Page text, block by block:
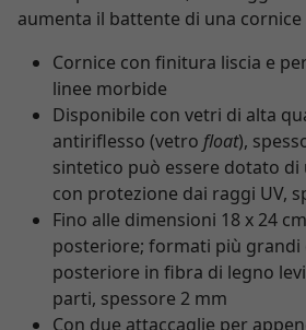
aumenta il battente di una
Cornice con finitura liscia e
linee morbide
Disponibile con vetri di alta
antiriflesso (vetro float),
sintetico può essere dotato
con protezione dai raggi UV,
Fino alle dimensioni 18 x 24
posteriore; formati più grandi
posteriore in fibra di legno
parti, spessore 2 mm
Con due attaccaglie per